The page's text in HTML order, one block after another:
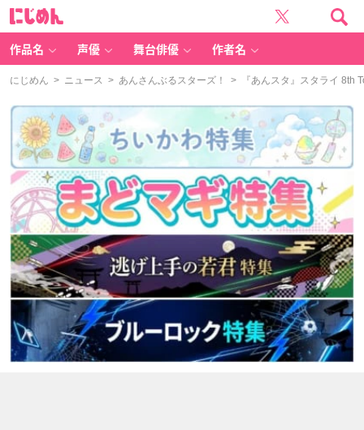
作品名 声優 舞台俳優 作者名
にじめん > ニュース > あんさんぶるスターズ！ > 『あんスタ』スタライ 8th